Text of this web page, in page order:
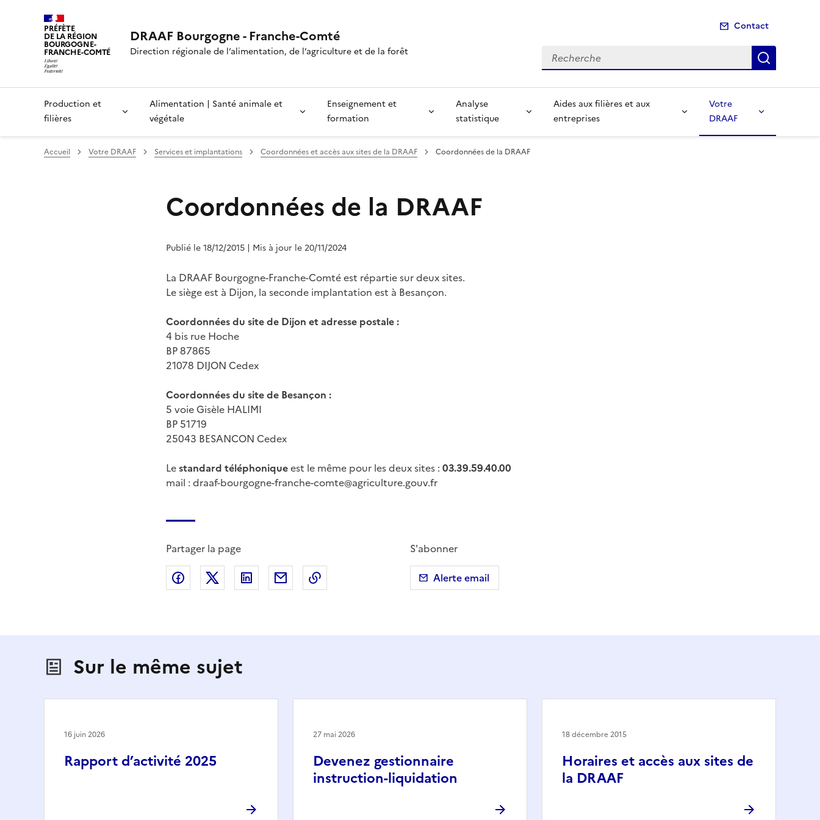
PRÉFÈTE
DE LA RÉGION
BOURGOGNE-
FRANCHE-COMTÉ
DRAAF Bourgogne - Franche-Comté
Direction régionale de l’alimentation, de l’agriculture et de la forêt
Contact
Recherche
Production et
filières
Alimentation | Santé animale et
végétale
Enseignement et
formation
Analyse
statistique
Aides aux filières et aux
entreprises
Votre
DRAAF
Accueil Votre DRAAF Services et implantations Coordonnées et accès aux sites de la DRAAF Coordonnées de la DRAAF
Coordonnées de la DRAAF
Publié le 18/12/2015 | Mis à jour le 20/11/2024
La DRAAF Bourgogne-Franche-Comté est répartie sur deux sites.
Le siège est à Dijon, la seconde implantation est à Besançon.
Coordonnées du site de Dijon et adresse postale :
4 bis rue Hoche
BP 87865
21078 DIJON Cedex
Coordonnées du site de Besançon :
5 voie Gisèle HALIMI
BP 51719
25043 BESANCON Cedex
Lestandard téléphoniqueest le même pour les deux sites : 03.39.59.40.00
mail : draaf-bourgogne-franche-comte@agriculture.gouv.fr
Partager la page
Partager sur Facebook
Partager sur X (anciennement Twitter)
Partager sur LinkedIn
Partager par emailCopier dans le presse-papier
S'abonner
Alerte email
Sur le même sujet
Rapport d’activité 2025
16 juin 2026
Devenez gestionnaire
instruction-liquidation
27 mai 2026
Horaires et accès aux sites de
la DRAAF
18 décembre 2015